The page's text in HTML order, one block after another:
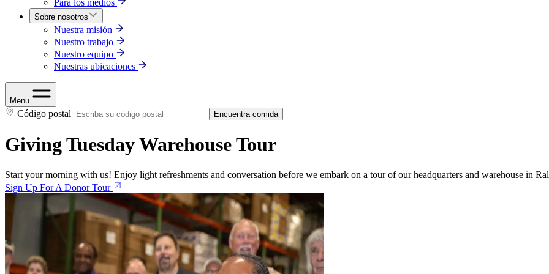
Para los medios
Sobre nosotros
Nuestra misión
Nuestro trabajo
Nuestro equipo
Nuestras ubicaciones
Menu
Código postal Encuentra comida
Giving Tuesday Warehouse Tour
Start your morning with us! Enjoy light refreshments and conversation before we embark on a tour of our headquarters and warehouse in
Sign Up For A Donor Tour